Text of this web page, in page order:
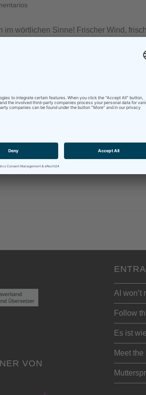
wörtlichen Sinne! Frischer Wind,
VON
AI won’t
Follow
Es ist
Meet